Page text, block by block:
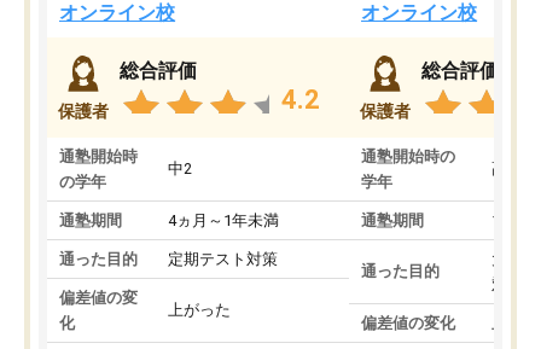
オンライン校
保護者
総合評価
4.2
通塾開始時
の学年
中2
通塾期間 4ヵ月～1年未満
通った目的 定期テスト対策
偏差値の変
化
上がった
オンライン校
保護者
総合評価
通塾開始時の
学年
高3
通塾期間 1～3
通った目的
大学
対策
偏差値の変化 上が